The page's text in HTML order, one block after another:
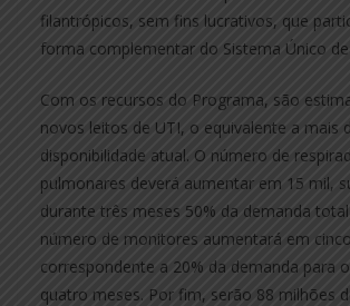
filantrópicos, sem fins lucrativos, que
forma complementar do Sistema Único de
Com os recursos do Programa, são
novos leitos de UTI, o equivalente a mais
disponibilidade atual. O número de
pulmonares deverá aumentar em 15 mil,
durante três meses 50% da demanda total
número de monitores aumentará em
correspondente a 20% da demanda para
quatro meses. Por fim, serão 88 milhões